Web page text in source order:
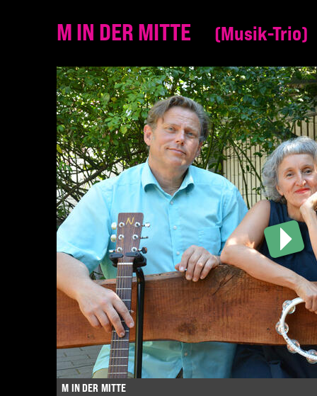
M IN DER MITTE Musik-Trio
M IN DER MITTE